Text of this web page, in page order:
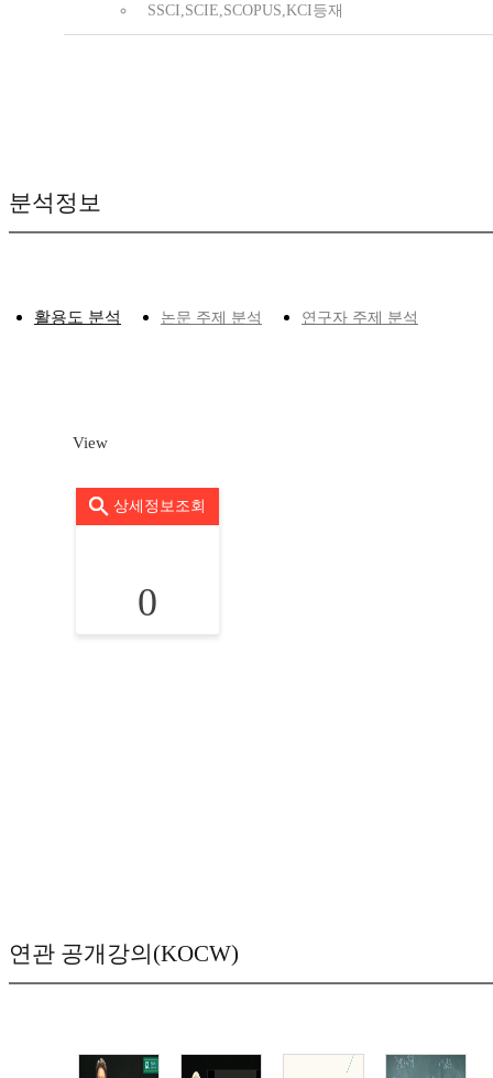
SSCI,SCIE,SCOPUS,KCI등재
분석정보
활용도 분석 논문 주제 분석 연구자 주제 분석
View
상세정보조회
0
연관 공개강의(KOCW)